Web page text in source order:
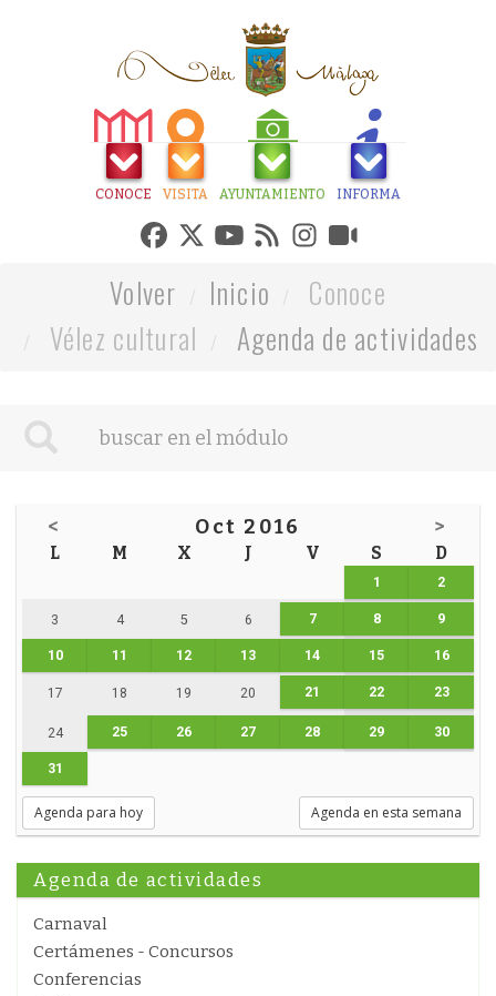
CONOCE VISITA AYUNTAMIENTO INFORMA
Volver Inicio
Conoce
Vélez cultural
Agenda de actividades
< Oct 2016 >
L M X J V S D
1 2
3 4 5 6 7 8 9
10 11 12 13 14 15 16
17 18 19 20 21 22 23
24 25 26 27 28 29 30
31
Agenda para hoy Agenda en esta semana
Agenda de actividades
Carnaval
Certámenes - Concursos
Conferencias